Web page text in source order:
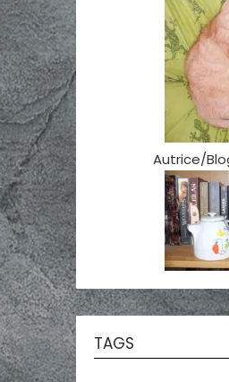
Autrice/
TAGS